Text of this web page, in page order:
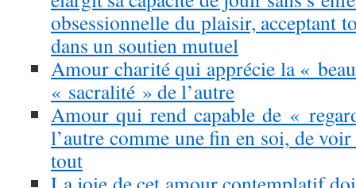
obsessionnelle du plaisir, acceptant
dans un soutien mutuel
Amour charité qui apprécie la «
« sacralité » de l’autre
Amour qui rend capable de «
l’autre comme une fin en soi, de
tout